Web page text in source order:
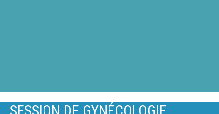
SESSION DE GYNÉCOLOGIE